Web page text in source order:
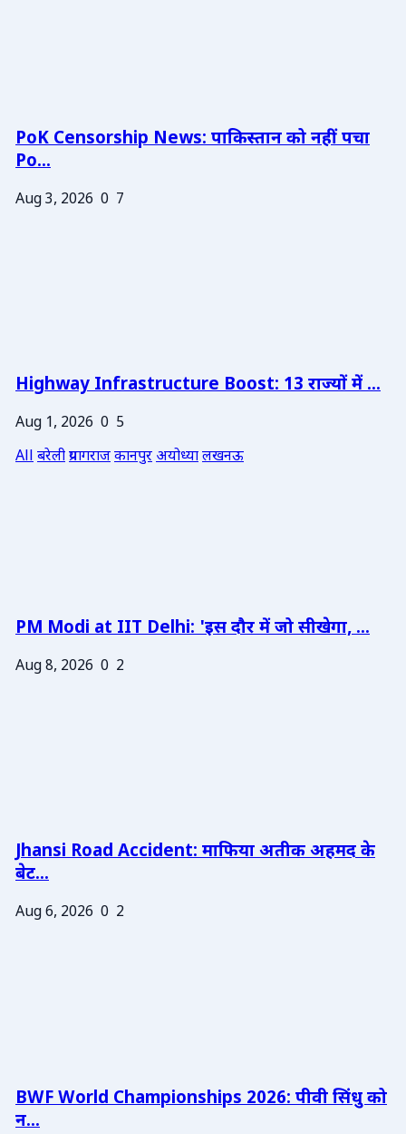
PoK Censorship News: पाकिस्तान को नहीं पचा
Po...
Aug 3, 2026 0 7
Highway Infrastructure Boost: 13 राज्यों में ...
Aug 1, 2026 0 5
Allबरेलीप्रयागराजकानपुरअयोध्यालखनऊ
PM Modi at IIT Delhi: 'इस दौर में जो सीखेगा, ...
Aug 8, 2026 0 2
Jhansi Road Accident: माफिया अतीक अहमद के
बेट...
Aug 6, 2026 0 2
BWF World Championships 2026: पीवी सिंधु को
न...